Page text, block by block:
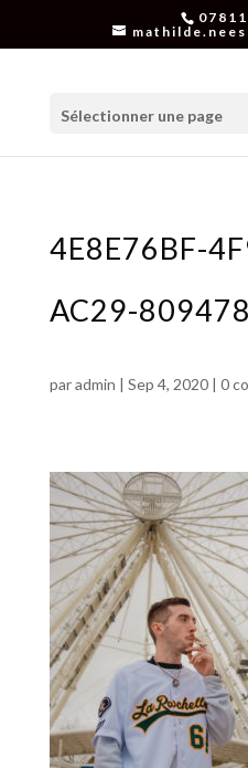
Sélectionner une page
4E8E76BF-
AC29-
paradmin | Sep 4, 2020| 0